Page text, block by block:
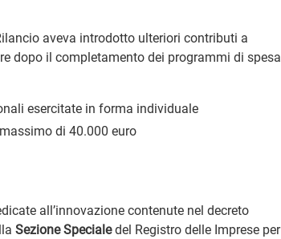
aveva introdotto ulteriori contributi a
dopo il completamento dei programmi di spesa
esercitate in forma individuale
di 40.000 euro
all’innovazione contenute nel decreto
Sezione Specialedel Registro delle Imprese per